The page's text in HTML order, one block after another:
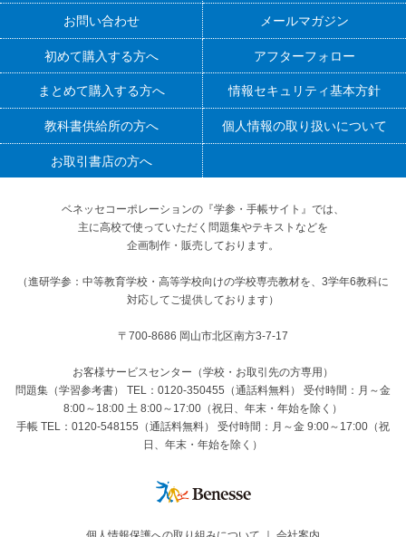
お問い合わせ メールマガジン
初めて購入する方へ アフターフォロー
まとめて購入する方へ 情報セキュリティ基本方針
教科書供給所の方へ 個人情報の取り扱いについて
お取引書店の方へ
ベネッセコーポレーションの『学参・手帳サイト』 では、
主に高校で使っていただく問題集やテキストなどを
企画制作・販売しております。
（進研学参：中等教育学校・高等学校向けの学校専売教材を、3学年6教科に
対応してご提供しております）
〒700-8686 岡山市北区南方3-7-17
お客様サービスセンター（学校・お取引先の方専用）
問題集（学習参考書） TEL：0120-350455（通話料無料） 受付時間：月～金
8:00～18:00 土 8:00～17:00（祝日、年末・年始を除く）
手帳 TEL：0120-548155（通話料無料） 受付時間：月～金 9:00～17:00（祝
日、年末・年始を除く）